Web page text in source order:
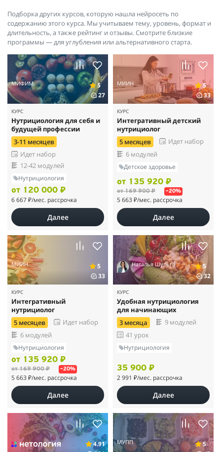
Подборка других курсов, которую нашла нейросеть по
содержанию этого курса. Мы учитываем тему, уровень, формат и
длительность, а также рейтинг и отзывы. Смотрите близкие
программы — для углубления или альтернативного старта.
МИФИМ
5
27
КУРС
Нутрициология для себя и
будущей профессии
3-11 месяцев
Идет набор
12-42 модулей
Нутрициология
от 120 000 ₽
6 667 ₽/мес. рассрочка
Далее
МИИН
5
33
КУРС
Интегративный детский
нутрициолог
5 месяцев
Идет набор
6 модулей
Детское здоровье
от 135 920 ₽
от 169 900 ₽ –20%
5 663 ₽/мес. рассрочка
Далее
МИИН
5
33
КУРС
Интегративный
нутрициолог
5 месяцев
Идет набор
6 модулей
Нутрициология
от 135 920 ₽
от 169 900 ₽ –20%
5 663 ₽/мес. рассрочка
Далее
Наталья Шульга
5
32
КУРС
Удобная нутрициология
для начинающих
3 месяца
9 модулей
41 урок
Нутрициология
35 900 ₽
2 991 ₽/мес. рассрочка
Далее
4.91
МУПП
5